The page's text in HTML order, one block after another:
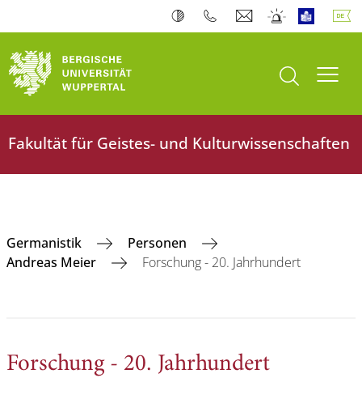
Suche öffnen
Fakultät für Geistes- und Kulturwissenschaften
Germanistik
Personen
Andreas Meier
Forschung - 20. Jahrhundert
Forschung - 20. Jahrhundert